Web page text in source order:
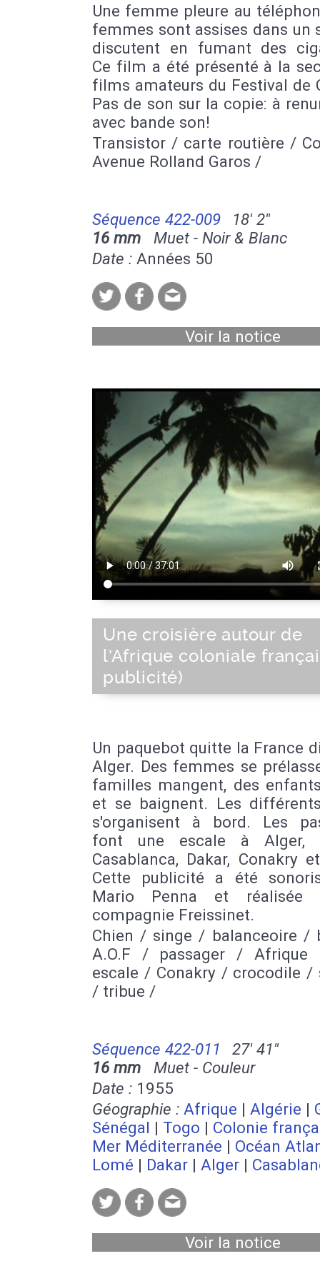
Une femme pleure au
femmes sont assises dans un
discutent en fumant des
Ce film a été présenté à la
films amateurs du Festival de
Pas de son sur la copie: à
avec bande son!
Transistor / carte routière /
Avenue Rolland Garos /
Séquence 422-009
18' 2''
16 mm Muet - Noir & Blanc
Date : Années 50
Voir la notice
Une croisière autour de
l'Afrique coloniale
publicité)
Un paquebot quitte la France
Alger. Des femmes se
familles mangent, des
et se baignent. Les
s'organisent à bord. Les
font une escale à Alger,
Casablanca, Dakar, Conakry
Cette publicité a été
Mario Penna et réalisée
compagnie Freissinet.
Chien / singe / balanceoire /
A.O.F / passager / Afrique
escale / Conakry / crocodile /
/ tribue /
Séquence 422-011
27' 41''
16 mm Muet - Couleur
Date : 1955
Géographie : Afrique | Algérie |
Sénégal | Togo | Colonie
Mer Méditerranée | Océan
Lomé | Dakar | Alger |
Voir la notice